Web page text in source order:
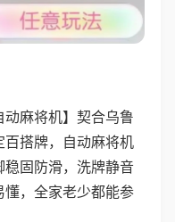
动麻将机】契合乌鲁
搭牌，自动麻将机
固防滑，洗牌静音
，全家老少都能参